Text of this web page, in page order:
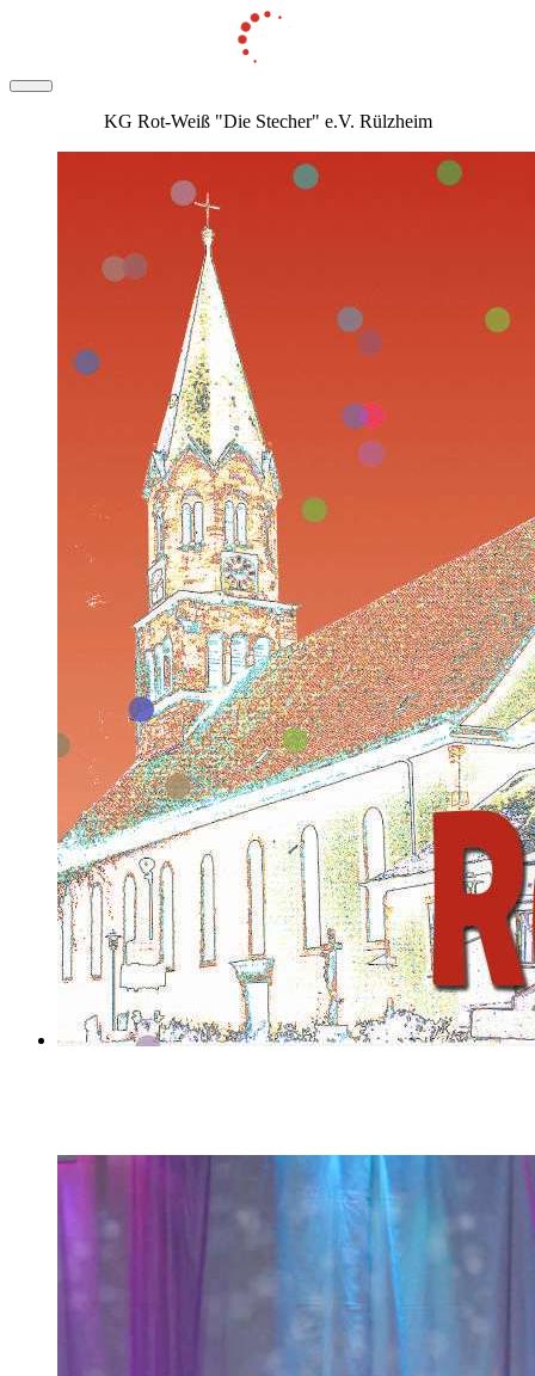
KG Rot-Weiß "Die Stecher" e.V. Rülzheim